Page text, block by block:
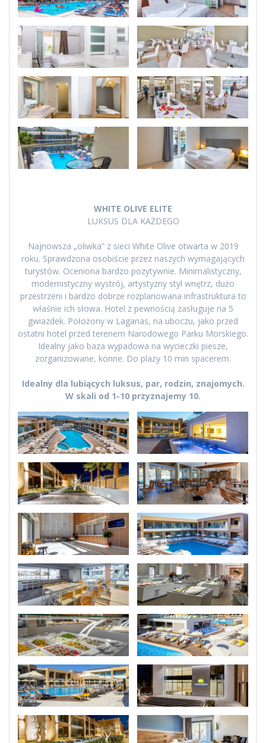
WHITE OLIVE ELITE
LUKSUS DLA KAŻDEGO
Najnowsza „oliwka” z sieci White Olive otwarta w 2019
roku. Sprawdzona osobiście przez naszych wymagających
turystów. Oceniona bardzo pozytywnie. Minimalistyczny,
modernistyczny wystrój, artystyzny styl wnętrz, dużo
przestrzeni i bardzo dobrze rozplanowana infrastruktura to
właśnie ich słowa. Hotel z pewnością zasługuje na 5
gwiazdek. Położony w Laganas, na uboczu, jako przed
ostatni hotel przed terenem Narodowego Parku Morskiego.
Idealny jako baza wypadowa na wycieczki piesze,
zorganizowane, konne. Do plaży 10 min spacerem.
Idealny dla lubiących luksus, par, rodzin, znajomych.
W skali od 1-10 przyznajemy 10.